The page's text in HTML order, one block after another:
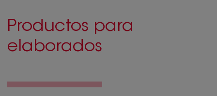
Productos para
elaborados